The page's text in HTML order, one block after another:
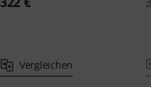
Vergleichen